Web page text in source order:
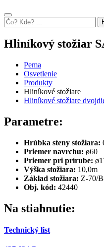
Hliníkový stožiar
Pema
Osvetlenie
Produkty
Hliníkové stožiare
Hliníkové stožiare
Parametre:
Hrúbka steny stožiara:
Priemer navrchu: ø60
Priemer pri prírube:
Výška stožiara: 10,0m
Základ stožiara: Z-70/
Obj. kód: 42440
Na stiahnutie:
Technický list